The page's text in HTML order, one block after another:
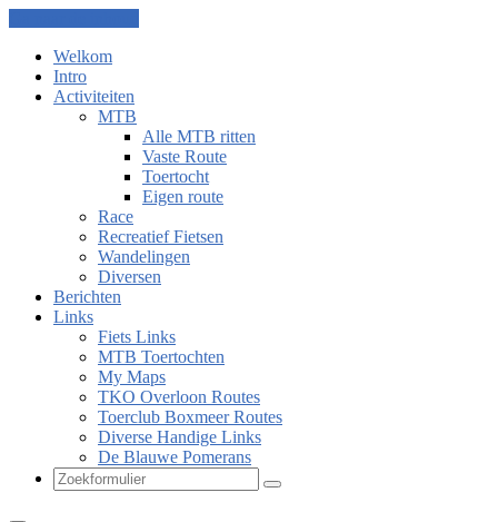
Welkom
Intro
Activiteiten
MTB
Alle MTB ritten
Vaste Route
Toertocht
Eigen route
Race
Recreatief Fietsen
Wandelingen
Diversen
Berichten
Links
Fiets Links
MTB Toertochten
My Maps
TKO Overloon Routes
Toerclub Boxmeer Routes
Diverse Handige Links
De Blauwe Pomerans
Zoeken